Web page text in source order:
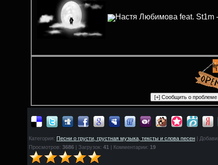
Настя Любимова feat.
Категория: Песни о грусти, грустная музыка, тексты и слова песен |
Просмотров: 3686 | Загрузок: 41 | Комментарии: 19